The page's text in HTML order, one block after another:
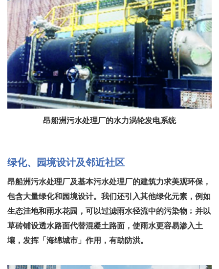
昂船洲污水处理厂的水力涡轮发电系统
绿化、园境设计及邻近社区
昂船洲污水处理厂及基本污水处理厂的建筑力求美观环保，
包含大量绿化和园境设计。我们还引入其他绿化元素，例如
生态洼地和雨水花园，可以过滤雨水径流中的污染物﹔并以
草砖铺设透水路面代替混凝土路面，使雨水更容易渗入土
壤，发挥「海绵城市」作用，有助防洪。